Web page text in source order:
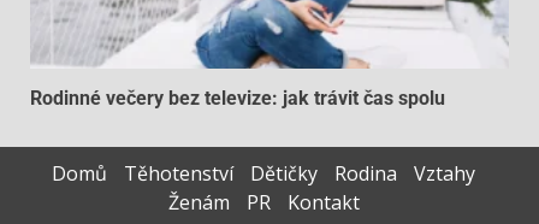
Rodinné večery bez televize: jak trávit čas spolu
Domů Těhotenství Dětičky Rodina
Vztahy
Ženám
PR Kontakt